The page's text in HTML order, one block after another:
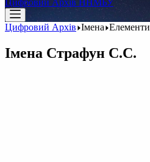
Цифровий Архів ННМБУ
Цифровий Архів Імена Елементи
Імена Страфун С.С.